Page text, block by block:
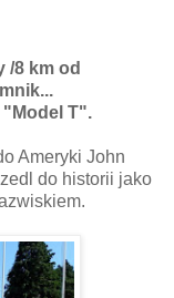
/8 km od
T".
Ameryki John
do historii jako